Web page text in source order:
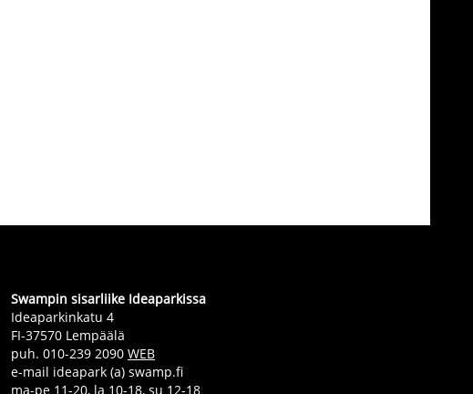
Swampin sisarliike Ideaparkissa
Ideaparkinkatu 4
FI-37570 Lempäälä
puh. 010-239 2090 WEB
e-mail ideapark (a) swamp.fi
ma-pe 11-20, la 10-18, su 12-18